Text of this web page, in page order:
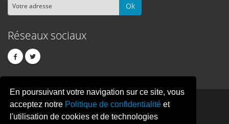
En poursuivant votre navigation sur ce site, vous
acceptez notre Politique de confidentialité et
l'utilisation de cookies et de technologies
Ok
Réseaux sociaux
PIXELCREATION